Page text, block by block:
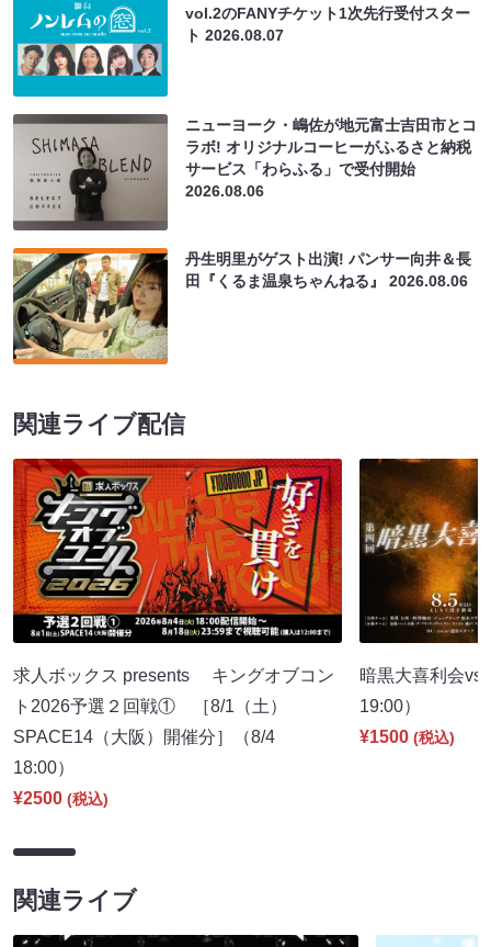
vol.2のFANYチケット1次先行受付スター
ト2026.08.07
ニューヨーク・嶋佐が地元富士吉田市とコ
ラボ! オリジナルコーヒーがふるさと納税
サービス「わらふる」で受付開始
2026.08.06
丹生明里がゲスト出演! パンサー向井＆長
田『くるま温泉ちゃんねる』2026.08.06
関連ライブ配信
求人ボックス presents キングオブコン
ト2026予選２回戦① ［8/1（土）
SPACE14（大阪）開催分］（8/4
18:00）
¥2500 (税込)
暗黒大喜利会
19:00）
¥1500 (税込)
関連ライブ